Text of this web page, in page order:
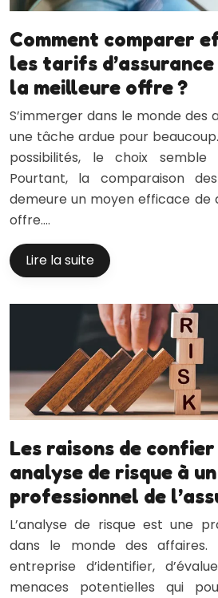
Comment comparer
les tarifs
la meilleure offre ?
S’immerger dans le monde des
une tâche ardue pour
possibilités, le choix
Pourtant, la comparaison
demeure un moyen efficace de
offre….
Lire la suite
Les raisons de
analyse de risque à un
professionnel de
L’analyse de risque est une
dans le monde des
entreprise d’identifier,
menaces potentielles qui